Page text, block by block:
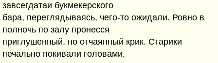
завсегдатаи букмекерского
бара, переглядываясь, чего-то ожидали. Ровно в
полночь по залу пронесся
приглушенный, но отчаянный крик. Старики
печально покивали головами,